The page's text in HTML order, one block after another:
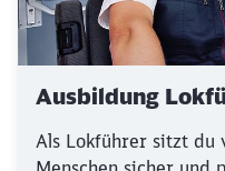
Ausbildung
Als Lokführer sitzt du